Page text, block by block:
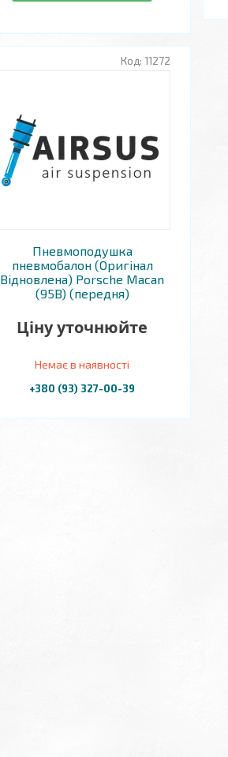
11272
Пневмоподушка
пневмобалон (Оригінал
Відновлена) Porsche Macan
(95B) (передня)
Ціну уточнюйте
Немає в наявності
+380 (93) 327-00-39